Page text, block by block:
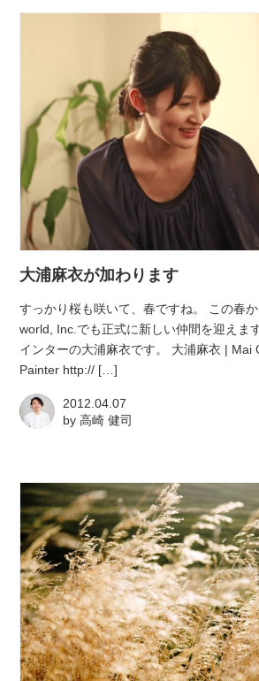
大浦麻衣が加わります
すっかり桜も咲いて、春ですね。 この春
world, Inc.でも正式に新しい仲間を迎えま
インターの大浦麻衣です。 大浦麻衣 | Mai
Painter http:// […]
2012.04.07
by高崎 健司